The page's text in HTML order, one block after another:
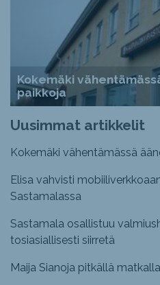
Kokemäki
paikkoja
Uusimmat artikkelit
Kokemäki vähentämässä
Elisa vahvisti
Sastamalassa
Sastamala osallistuu
tosiasiallisesti siirretä
Maija Sianoja pitkällä